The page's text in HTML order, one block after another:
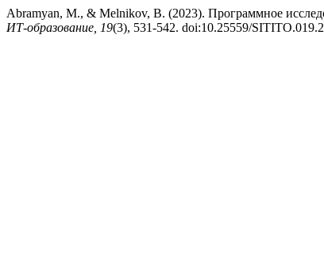
Abramyan, M., & Melnikov, B. (2023). Программное
ИТ-образование, 19(3), 531-542. doi:10.25559/